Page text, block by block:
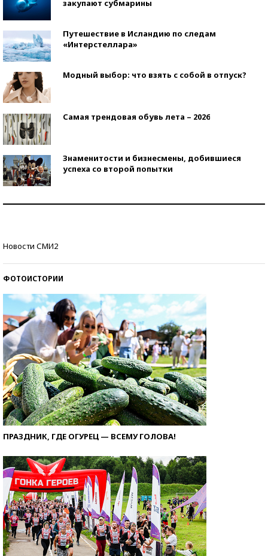
закупают субмарины
Путешествие в Исландию по следам
«Интерстеллара»
Модный выбор: что взять с собой в отпуск?
Самая трендовая обувь лета – 2026
Знаменитости и бизнесмены, добившиеся
успеха со второй попытки
Новости СМИ2
ФОТОИСТОРИИ
ПРАЗДНИК, ГДЕ ОГУРЕЦ — ВСЕМУ ГОЛОВА!